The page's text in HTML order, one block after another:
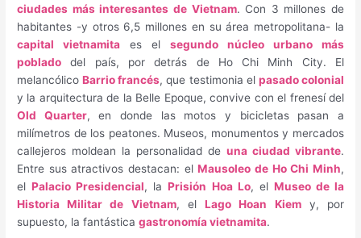
ciudades más interesantes de Vietnam. Con 3 millones de
habitantes -y otros 6,5 millones en su área metropolitana- la
capital vietnamita es elsegundo núcleo urbano más
poblado del país, por detrás de Ho Chi Minh City. El
melancólicoBarrio francés, que testimonia el pasado colonial
y la arquitectura de la Belle Epoque, convive con el frenesí del
Old Quarter, en donde las motos y bicicletas pasan a
milímetros de los peatones. Museos, monumentos y mercados
callejeros moldean la personalidad de una ciudad vibrante.
Entre sus atractivos destacan: elMausoleo de Ho Chi Minh,
elPalacio Presidencial, laPrisión Hoa Lo, el Museo de la
Historia Militar de Vietnam, elLago Hoan Kiemy, por
supuesto, la fantásticagastronomía vietnamita.